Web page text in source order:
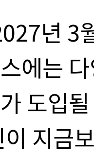
년 3
에는
도입
지금